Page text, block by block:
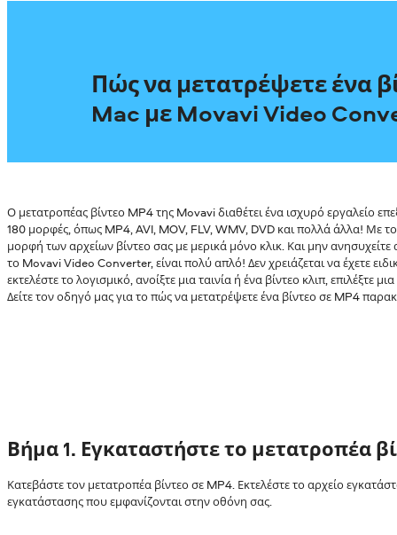
Πώς να μετατρέψετε ένα
Mac με Movavi Video
Ο μετατροπέας βίντεο MP4 της Movavi διαθέτει ένα ισχυρό εργαλείο
180 μορφές, όπως MP4, AVI, MOV, FLV, WMV, DVD και πολλά άλλα! Με
μορφή των αρχείων βίντεο σας με μερικά μόνο κλικ. Και μην
το Movavi Video Converter, είναι πολύ απλό! Δεν χρειάζεται να έχετε
εκτελέστε το λογισμικό, ανοίξτε μια ταινία ή ένα βίντεο κλιπ, επιλέξτε
Δείτε τον οδηγό μας για το πώς να μετατρέψετε ένα βίντεο σε MP4
Βήμα 1. Εγκαταστήστε το μετατροπέα
Κατεβάστε τον μετατροπέα βίντεο σε MP4. Εκτελέστε το αρχείο
εγκατάστασης που εμφανίζονται στην οθόνη σας.